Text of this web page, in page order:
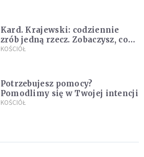
Kard. Krajewski: codziennie
zrób jedną rzecz. Zobaczysz, co
stanie się z twoim życiem
KOŚCIÓŁ
Potrzebujesz pomocy?
Pomodlimy się w Twojej intencji
KOŚCIÓŁ